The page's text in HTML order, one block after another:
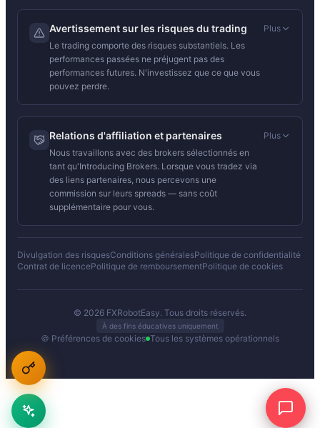
Avertissement sur les risques du trading
Le trading comporte des risques substantiels. Les
performances passées ne préjugent pas des
performances futures. N'investissez que ce que vous
pouvez perdre.
Plus
Relations d'affiliation et partenaires
Nous travaillons avec des brokers sélectionnés en
tant qu'Introducing Brokers. Lorsque vous tradez via
des liens partenaires, nous percevons une
commission sur leurs spreads — sans coût
supplémentaire pour vous.
Plus
Divulgation des risquesConditions généralesPolitique de confidentialité
Contrat de licencePolitique de remboursementPolitique de cookies
© 2026 FXRobotEasy. Tous droits réservés.
À des fins éducatives uniquement
🍪 Préférences de cookies Tous les systèmes opérationnels